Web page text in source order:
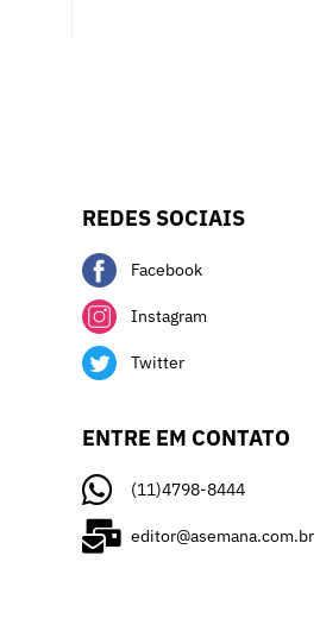
REDES SOCIAIS
Facebook
Instagram
Twitter
ENTRE EM CONTATO
(11)4798-8444
editor@asemana.com.br